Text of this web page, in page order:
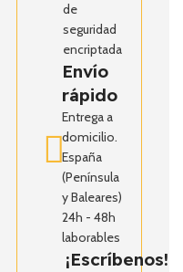
de
seguridad
encriptada
Envío
rápido
Entrega a
domicilio.
España
(Península
y Baleares)
24h - 48h
laborables
¡Escríbenos!